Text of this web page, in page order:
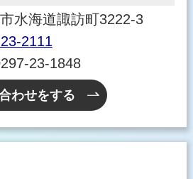
水海道諏訪町3222-3
2111
23-1848
わせをする